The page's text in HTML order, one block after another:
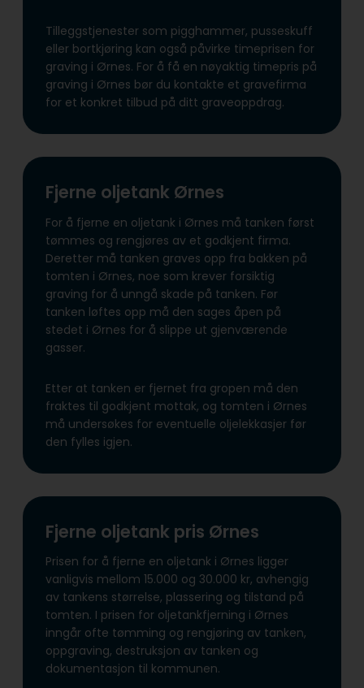
Tilleggstjenester som pigghammer, pusseskuff
eller bortkjøring kan også påvirke timeprisen for
graving i Ørnes. For å få en nøyaktig timepris på
graving i Ørnes bør du kontakte et gravefirma
for et konkret tilbud på ditt graveoppdrag.
Fjerne oljetank Ørnes
For å fjerne en oljetank i Ørnes må tanken først
tømmes og rengjøres av et godkjent firma.
Deretter må tanken graves opp fra bakken på
tomten i Ørnes, noe som krever forsiktig
graving for å unngå skade på tanken. Før
tanken løftes opp må den sages åpen på
stedet i Ørnes for å slippe ut gjenværende
gasser.
Etter at tanken er fjernet fra gropen må den
fraktes til godkjent mottak, og tomten i Ørnes
må undersøkes for eventuelle oljelekkasjer før
den fylles igjen.
Fjerne oljetank pris Ørnes
Prisen for å fjerne en oljetank i Ørnes ligger
vanligvis mellom 15.000 og 30.000 kr, avhengig
av tankens størrelse, plassering og tilstand på
tomten. I prisen for oljetankfjerning i Ørnes
inngår ofte tømming og rengjøring av tanken,
oppgraving, destruksjon av tanken og
dokumentasjon til kommunen.